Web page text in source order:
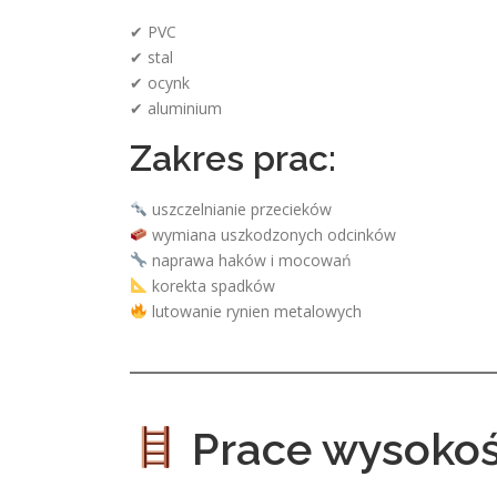
✔ PVC
✔ stal
✔ ocynk
✔ aluminium
Zakres prac:
uszczelnianie przecieków
wymiana uszkodzonych odcinków
naprawa haków i mocowań
korekta spadków
lutowanie rynien metalowych
Prace